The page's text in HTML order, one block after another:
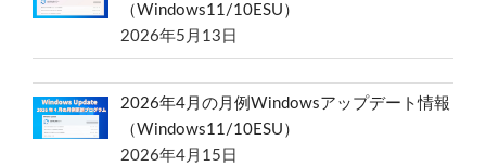
（Windows11/10ESU）
2026年5月13日
2026年4月の月例Windowsアップデート情報
（Windows11/10ESU）
2026年4月15日